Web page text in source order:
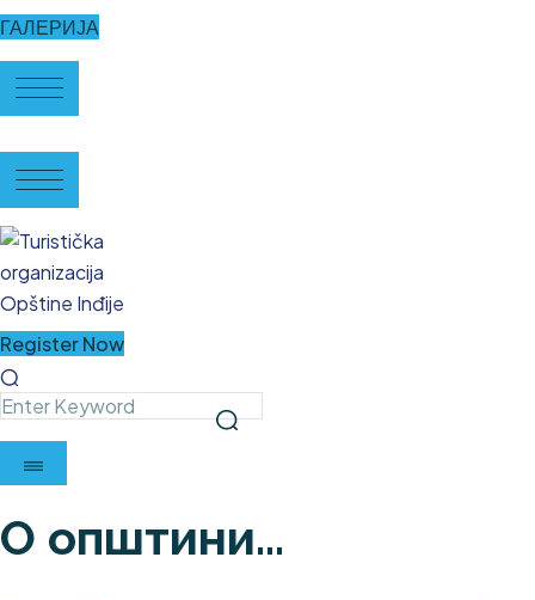
ГАЛЕРИЈА
Register Now
О општини...